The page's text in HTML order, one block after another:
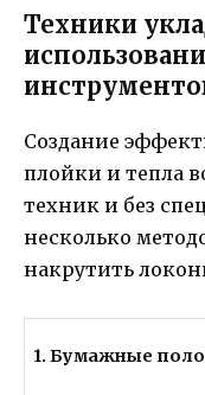
Техники
Создание
плойки и тепла
техник и без
несколько
накрутить
1. Бумажные